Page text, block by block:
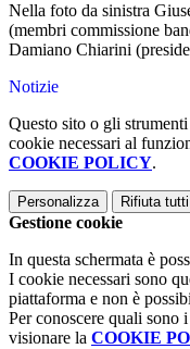
Nella foto da sinistra
(membri commissione
Damiano Chiarini
Notizie
Questo sito o gli
cookie necessari al
COOKIE POLICY.
Personalizza Rifiuta tutti
Gestione cookie
In questa schermata è
I cookie necessari sono
piattaforma e non è
Per conoscere quali sono
visionare la COOKIE